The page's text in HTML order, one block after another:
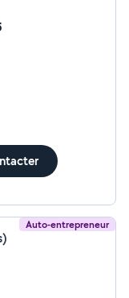
Auto-entrepreneur